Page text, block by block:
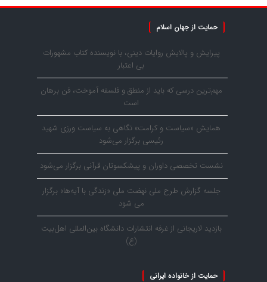
حمایت از جهان اسلام
پیرایش و پالایش روایات دینی، با نویسنده کتاب مشهورات
بی اعتبار
مهم‌ترین درسی که باید از منطق و فلسفه آموخت، فن برهان
است
همایش «سیاست و کرامت» نگاهی به سیاست ورزی شهید
رئیسی برگزار می‌شود
نشست تخصصی داوران و پیشکسوتان قرآنی برگزار می‌شود
جلسه گزارش طرح ملی نهضت ملی «زندگی با آیه‌ها» برگزار
می شود
بازدید لاریجانی از غرفه انتشارات دانشگاه بین‌المللی اهل‌بیت
(ع)
حمایت از خانواده ایرانی